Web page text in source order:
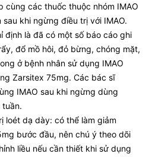
cùng các thuốc thuộc nhóm IMAO
khi ngừng điều trị với IMAO.
định là đã có một số báo cáo ghi
đổ mồ hôi, đỏ bừng, chóng mặt,
ở bệnh nhân sử dụng IMAO
Zarsitex 75mg. Các bác sĩ
IMAO sau khi ngừng dùng
loét dạ dày: có thể làm giảm
bước đầu, nên chú ý theo dõi
liều nếu cần thiết khi sử dụng